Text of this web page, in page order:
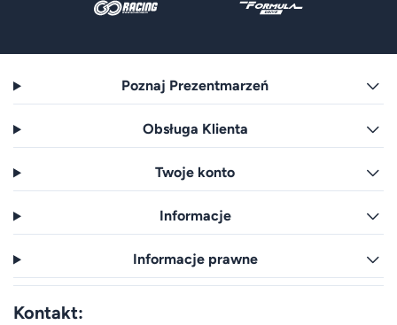
Poznaj Prezentmarzeń
Obsługa Klienta
Twoje konto
Informacje
Informacje prawne
Kontakt: